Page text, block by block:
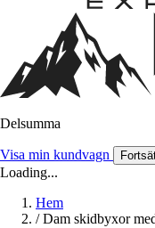
Delsumma
Visa min kundvagn
Loading...
Hem
/ Dam skidbyxor